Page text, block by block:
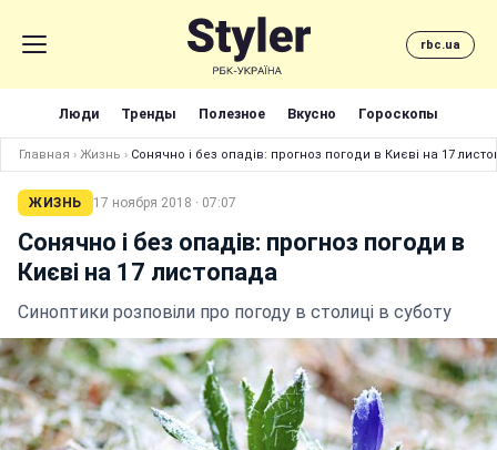
rbc.ua
Люди Тренды Полезное Вкусно Гороскопы
Главная › Жизнь › Сонячно і без опадів: прогноз погоди в Києві на 17
ЖИЗНЬ 17 ноября 2018 · 07:07
Сонячно і без опадів: прогноз погоди в
Києві на 17 листопада
Синоптики розповіли про погоду в столиці в суботу